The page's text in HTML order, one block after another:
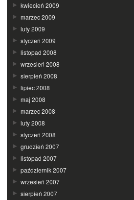
kwiecień 2009
marzec 2009
luty 2009
styczeń 2009
listopad 2008
wrzesień 2008
sierpień 2008
lipiec 2008
maj 2008
marzec 2008
luty 2008
styczeń 2008
grudzień 2007
listopad 2007
październik 2007
wrzesień 2007
sierpień 2007